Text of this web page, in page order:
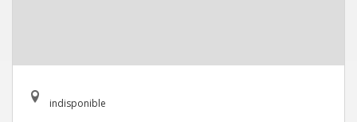
indisponible